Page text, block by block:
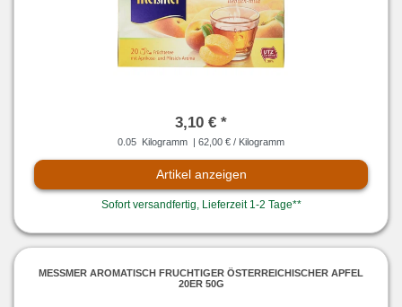
3,10 € *
0.05 Kilogramm | 62,00 € / Kilogramm
Artikel anzeigen
Sofort versandfertig, Lieferzeit 1-2 Tage**
MESSMER AROMATISCH FRUCHTIGER ÖSTERREICHISCHER APFEL 2
0ER 50G